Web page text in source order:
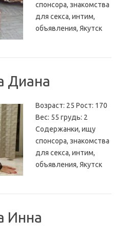
спонсора, знакомства
для секса, интим,
объявления, Якутск
Диана
Возраст: 25 Рост: 170
Вес: 55 грудь: 2
Содержанки, ищу
спонсора, знакомства
для секса, интим,
объявления, Якутск
Инна